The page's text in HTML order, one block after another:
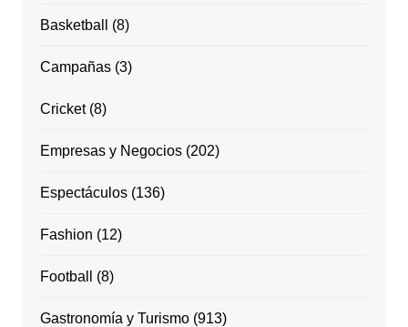
Basketball (8)
Campañas(3)
Cricket(8)
Empresas y Negocios(202)
Espectáculos(136)
Fashion (12)
Football (8)
Gastronomía y Turismo(913)